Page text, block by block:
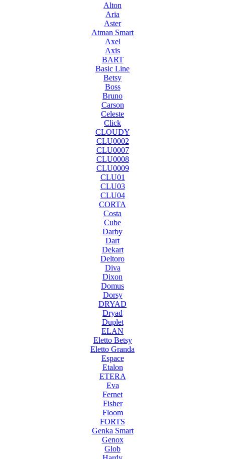
Alton
Aria
Aster
Atman Smart
Axel
Axis
BART
Basic Line
Betsy
Boss
Bruno
Carson
Celeste
Click
CLOUDY
CLU0002
CLU0007
CLU0008
CLU0009
CLU01
CLU03
CLU04
CORTA
Costa
Cube
Darby
Dart
Dekart
Deltoro
Diva
Dixon
Domus
Dorsy
DRYAD
Dryad
Duplet
ELAN
Eletto Betsy
Eletto Granda
Espace
Etalon
ETERA
Eva
Fernet
Fisher
Floom
FORTS
Genka Smart
Genox
Glob